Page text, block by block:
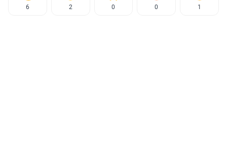
6 2 0 0 1